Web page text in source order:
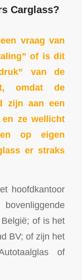
Carglass?
vraag van
of is dit
van de
omdat de
zijn aan een
ze wellicht
op eigen
er straks
hoofdkantoor
België; of is het
BV; of zijn het
of